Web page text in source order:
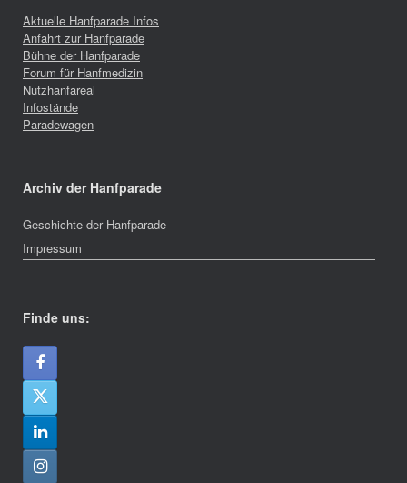
Aktuelle Hanfparade Infos
Anfahrt zur Hanfparade
Bühne der Hanfparade
Forum für Hanfmedizin
Nutzhanfareal
Infostände
Paradewagen
Archiv der Hanfparade
Geschichte der Hanfparade
Impressum
Finde uns: